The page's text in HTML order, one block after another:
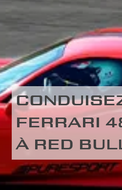
FERRARI
À RED